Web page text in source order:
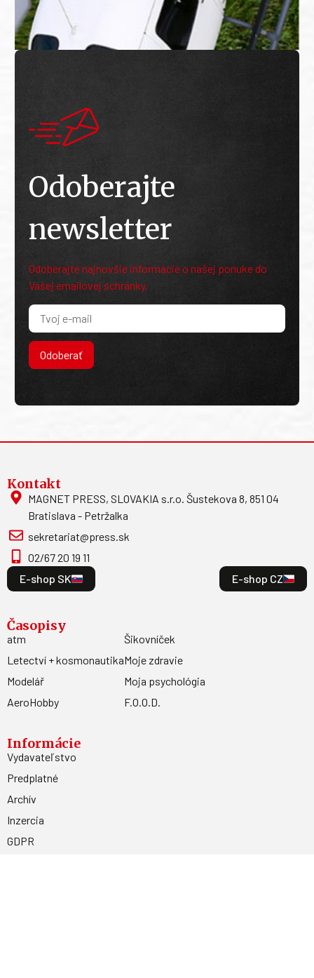
Odoberajte
newsletter
Odoberajte najnovšie informácie o našej ponuke do
Vašej emailovej schránky.
Odoberať
Kontakt
MAGNET PRESS, SLOVAKIA s.r.o. Šustekova 8, 851 04
Bratislava - Petržalka
sekretariat@press.sk
02/67 20 19 11
E-shop SK
E-shop CZ
Časopisy
atm
Letectví + kosmonautika
Modelář
AeroHobby
Šikovníček
Moje zdravie
Moja psychológia
F.O.O.D.
Informácie
Vydavateľstvo
Predplatné
Archív
Inzercia
GDPR